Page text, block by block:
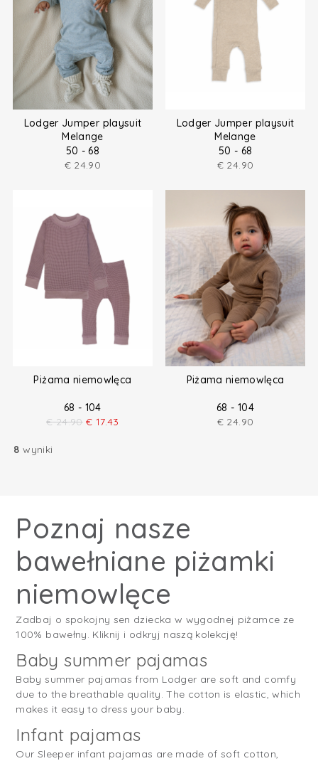
Lodger Jumper playsuit
Melange
50 - 68
€ 24.90
Lodger Jumper playsuit
Melange
50 - 68
€ 24.90
Piżama niemowlęca
68 - 104
€ 24.90 € 17.43
Piżama niemowlęca
68 - 104
€ 24.90
8 wyniki
Poznaj nasze
bawełniane piżamki
niemowlęce
Zadbaj o spokojny sen dziecka w wygodnej piżamce ze
100% bawełny. Kliknij i odkryj naszą kolekcję!
Baby summer pajamas
Baby summer pajamas from Lodger are soft and comfy
due to the breathable quality. The cotton is elastic, which
makes it easy to dress your baby.
Infant pajamas
Our Sleeper infant pajamas are made of soft cotton,